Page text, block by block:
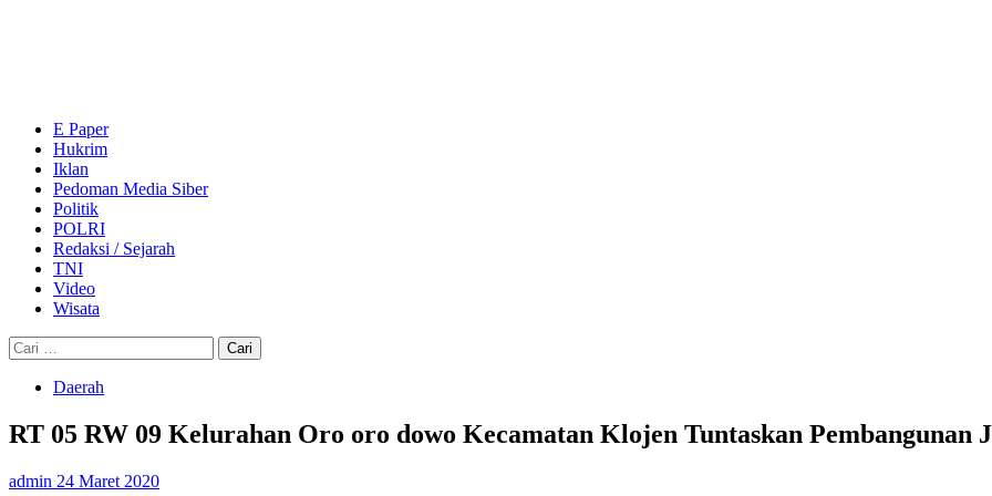
E Paper
Hukrim
Iklan
Pedoman Media Siber
Politik
POLRI
Redaksi / Sejarah
TNI
Video
Wisata
Cari
untuk:
Daerah
RT 05 RW 09 Kelurahan Oro oro dowo Kecamatan Klojen Tuntaskan Pembangunan
admin 24 Maret 2020